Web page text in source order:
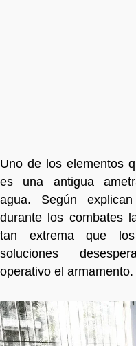
Uno de los elementos
es una antigua
agua. Según
durante los combates
tan extrema que
soluciones
operativo el armamento.